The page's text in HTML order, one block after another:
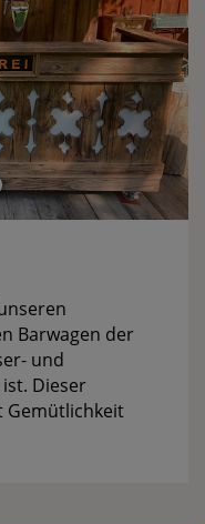
Barwagen der
und
Dieser
Gemütlichkeit